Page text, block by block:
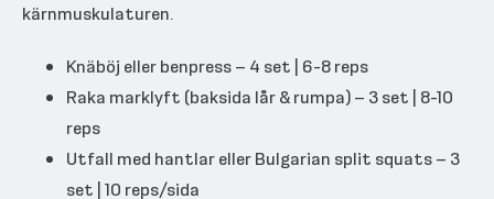
kärnmuskulaturen.
Knäböj eller benpress – 4 set | 6-8 reps
Raka marklyft (baksida lår & rumpa) – 3 set | 8-10
reps
Utfall med hantlar eller Bulgarian split squats – 3
set | 10 reps/sida